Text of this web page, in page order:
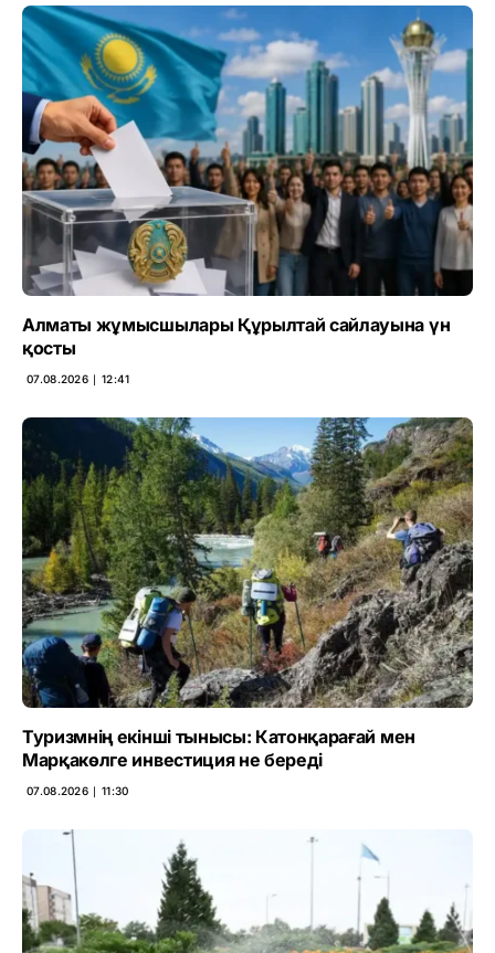
Алматы жұмысшылары Құрылтай сайлауына үн
қосты
07.08.2026 ∣ 12:41
Туризмнің екінші тынысы: Катонқарағай мен
Марқакөлге инвестиция не береді
07.08.2026 ∣ 11:30